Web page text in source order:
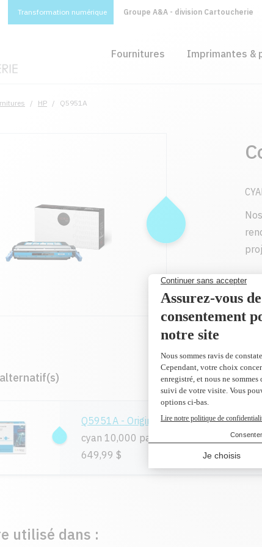
Transformation numérique Groupe A&A - division Cartoucherie
Fournitures Imprimantes &
/ HP / Q5951A
Q5951A - Original
cyan 10,000 pages
649,99 $
utilisé dans :